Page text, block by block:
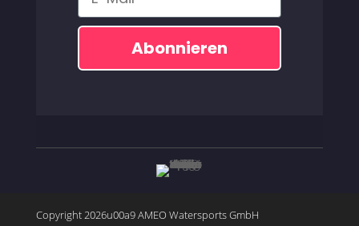
Abonnieren
Copyright 2026u00a9 AMEO Watersports GmbH